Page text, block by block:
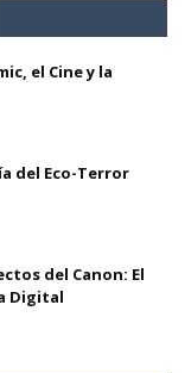
el Cine y la
del Eco-Terror
del Canon: El
Digital